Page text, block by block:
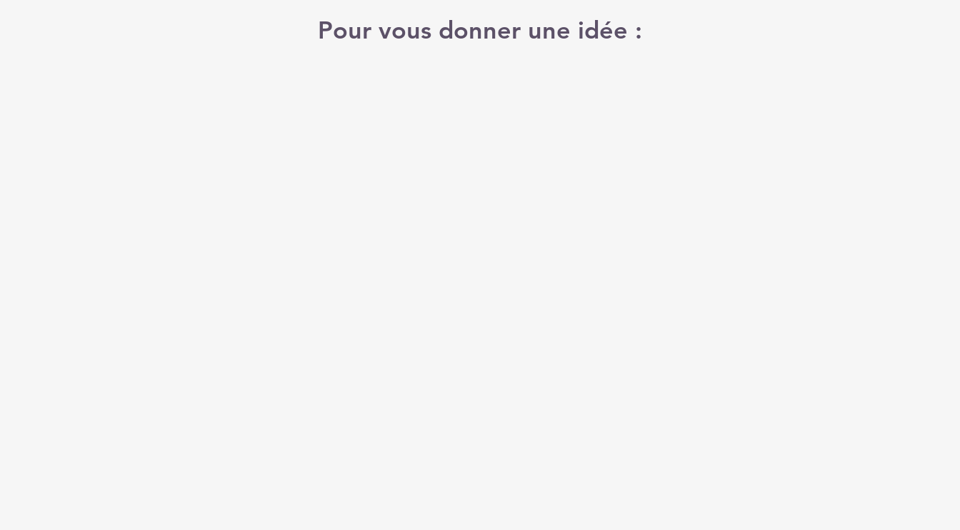
Pour vous donner une idée :